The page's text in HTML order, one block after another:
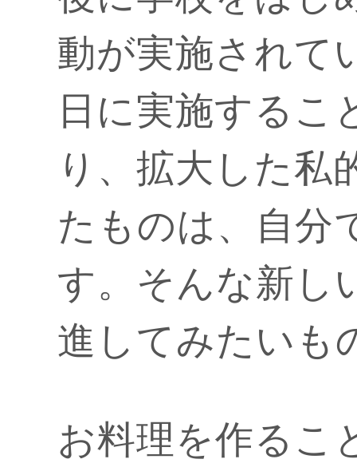
動が実施されて
日に実施するこ
り、拡大した私
たものは、自分
す。そんな新し
進してみたいも
お料理を作るこ